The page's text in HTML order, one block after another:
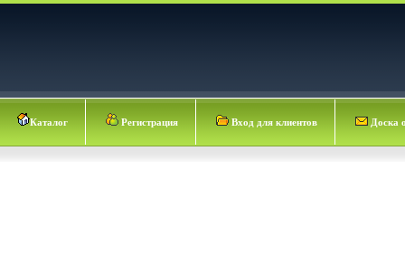
Каталог Регистрация Вход для клиентов Доска